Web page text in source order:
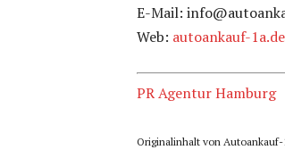
E-Mail:
Web: autoankauf-1a.de
PR Agentur Hamburg
Originalinhalt von